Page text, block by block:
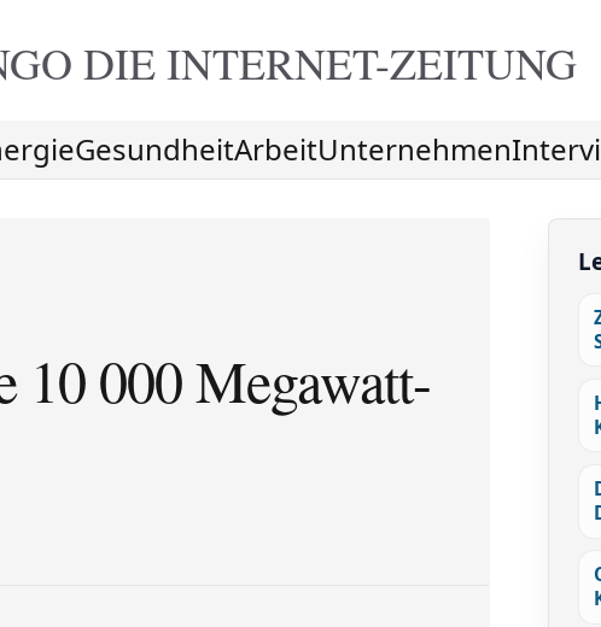
DIEINTERNET-ZEITUNG
GesundheitArbeitUnternehmen
000 Megawatt-